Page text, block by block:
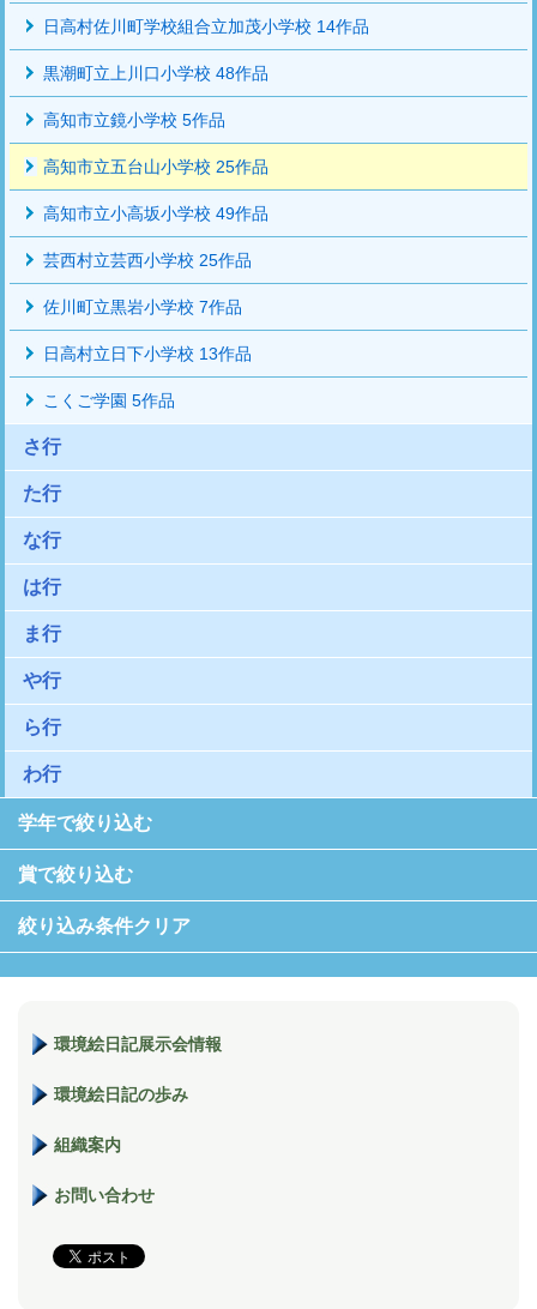
日高村佐川町学校組合立加茂小学校 14作品
黒潮町立上川口小学校 48作品
高知市立鏡小学校 5作品
高知市立五台山小学校 25作品
高知市立小高坂小学校 49作品
芸西村立芸西小学校 25作品
佐川町立黒岩小学校 7作品
日高村立日下小学校 13作品
こくご学園 5作品
さ行
た行
な行
は行
ま行
や行
ら行
わ行
学年で絞り込む
賞で絞り込む
絞り込み条件クリア
環境絵日記展示会情報
環境絵日記の歩み
組織案内
お問い合わせ